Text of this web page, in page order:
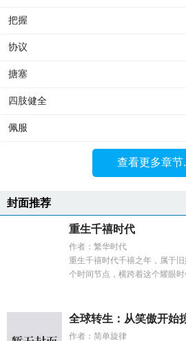
把握
协议
搪塞
四肢健全
佩服
查看更多章节
封面推荐
重生千禧时代
作者：繁华时代
重生千禧时代千禧之年，属于
个时间节点，横跨着这个耀眼
全球转生：从笑傲开始
作者：简单旋律